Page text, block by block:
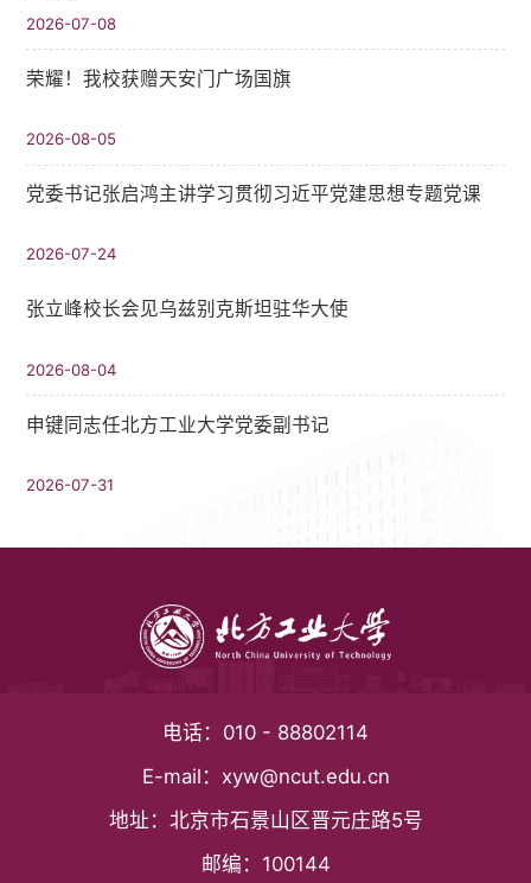
2026-07-08
荣耀！我校获赠天安门广场国旗
2026-08-05
党委书记张启鸿主讲学习贯彻习近平党建思想专题党课
2026-07-24
张立峰校长会见乌兹别克斯坦驻华大使
2026-08-04
申键同志任北方工业大学党委副书记
2026-07-31
电话： 010 - 88802114
E-mail： xyw@ncut.edu.cn
地址： 北京市石景山区晋元庄路5号
邮编： 100144